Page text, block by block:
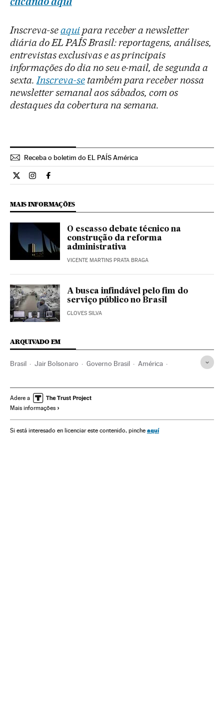
Inscreva-seaquipara receber a newsletter
diária do EL PAÍS Brasil: reportagens, análises,
entrevistas exclusivas e as principais
informações do dia no seu e-mail, de segunda a
sexta.Inscreva-setambém para receber nossa
newsletter semanal aos sábados, com os
destaques da cobertura na semana.
Receba o boletim do EL PAÍS América
Opiniao El País Brasil en Twitter
Opiniao El País Brasil en Instagram
Opiniao El País Brasil en Facebook
MAIS INFORMAÇÕES
O escasso debate técnico na
construção da reforma
administrativa
VICENTE MARTINS PRATA BRAGA
A busca infindável pelo fim do
serviço público no Brasil
CLOVES SILVA
ARQUIVADO EM
Brasil Jair Bolsonaro Governo Brasil América
Elio di Rupo Destituições políticas
Serviço público emprego
Reforma administração Congresso Nacional
Adere a
Mais informações
Si está interesado en licenciar este contenido, pinche aquí